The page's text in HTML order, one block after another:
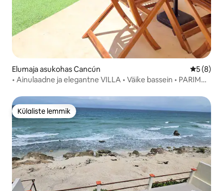
Elumaja asukohas Cancún
5 (8)
• Ainulaadne ja elegantne VILLA • Väike bassein • PARIM
Külaliste lemmik
Külaliste lemmik